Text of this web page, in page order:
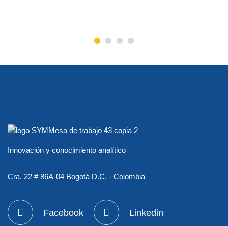
Innovación y conocimiento analítico
Cra. 22 # 86A-04 Bogotá D.C. - Colombia
Facebook Linkedin